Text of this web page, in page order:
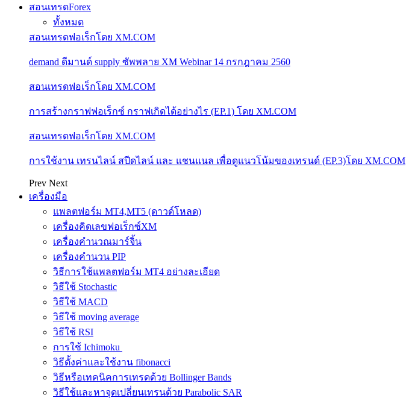
สอนเทรดForex
ทั้งหมด
สอนเทรดฟอเร็กโดย XM.COM
demand ดีมานด์ supply ซัพพลาย XM Webinar 14 กรกฎาคม 2560
สอนเทรดฟอเร็กโดย XM.COM
การสร้างกราฟฟอเร็กซ์ กราฟเกิดได้อย่างไร (EP.1) โดย XM.COM
สอนเทรดฟอเร็กโดย XM.COM
การใช้งาน เทรนไลน์ สปีดไลน์ และ แชนแนล เพื่อดูแนวโน้มของเทรนด์ (EP.3)โดย XM.COM
Prev Next
เครื่องมือ
แพลตฟอร์ม MT4,MT5 (ดาวด์โหลด)
เครื่องคิดเลขฟอเร็กซ์XM
เครื่องคำนวณมาร์จิ้น
เครื่องคำนวน PIP
วิธีการใช้แพลตฟอร์ม MT4 อย่างละเอียด
วิธีใช้ Stochastic
วิธีใช้ MACD
วิธีใช้ moving average
วิธีใช้ RSI
การใช้ Ichimoku
วิธีตั้งค่าและใช้งาน fibonacci
วิธีหรือเทคนิคการเทรดด้วย Bollinger Bands
วิธีใช้และหาจุดเปลี่ยนเทรนด้วย Parabolic SAR